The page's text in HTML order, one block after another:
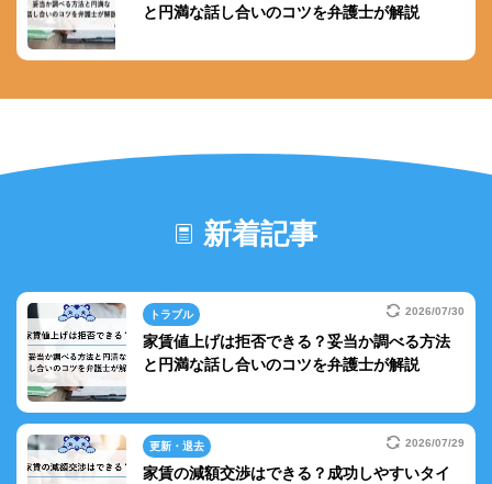
と円満な話し合いのコツを弁護士が解説
新着記事
トラブル 2026/07/30
家賃値上げは拒否できる？妥当か調べる方法
と円満な話し合いのコツを弁護士が解説
更新・退去 2026/07/29
家賃の減額交渉はできる？成功しやすいタイ